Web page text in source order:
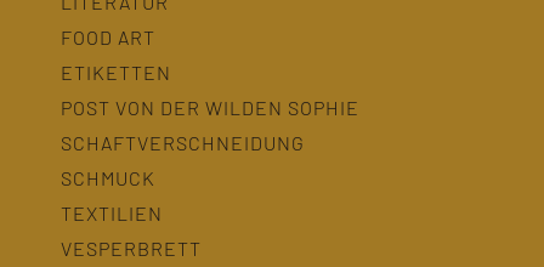
FOOD ART
ETIKETTEN
POST VON DER WILDEN SOPHIE
SCHAFTVERSCHNEIDUNG
SCHMUCK
TEXTILIEN
VESPERBRETT